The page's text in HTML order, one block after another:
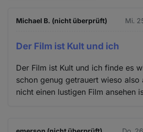
Michael B. (nicht überprüft) Mi.
Der Film ist Kult und ich
Der Film ist Kult und ich finde es
schon genug getrauert wieso also
nicht einen lustigen Film ansehen